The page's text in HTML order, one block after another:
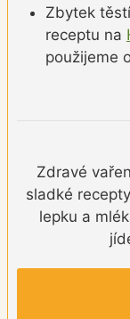
Zbytek
receptu na
použijeme
Zdravé
sladké
lepku a